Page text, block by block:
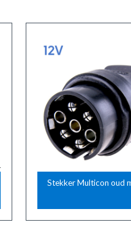
Stekker Multicon oud